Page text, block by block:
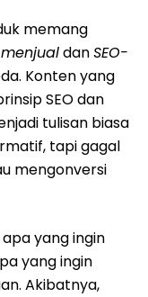
memang
menjualdanSEO-
Konten yang
SEO dan
tulisan biasa
tapi gagal
mengonversi
yang ingin
yang ingin
Akibatnya,